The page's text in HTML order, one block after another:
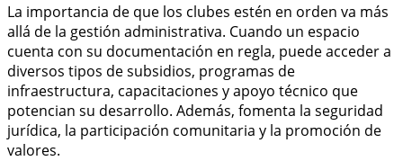
La importancia de que los clubes estén en orden va más
allá de la gestión administrativa. Cuando un espacio
cuenta con su documentación en regla, puede acceder a
diversos tipos de subsidios, programas de
infraestructura, capacitaciones y apoyo técnico que
potencian su desarrollo. Además, fomenta la seguridad
jurídica, la participación comunitaria y la promoción de
valores.